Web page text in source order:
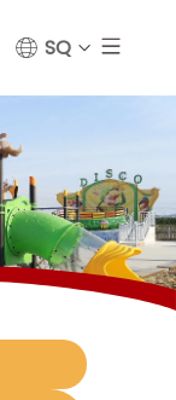
SQ